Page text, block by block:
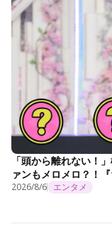
「頭から離れない！
ァンもメロメロ？！
2026/8/6 エンタメ